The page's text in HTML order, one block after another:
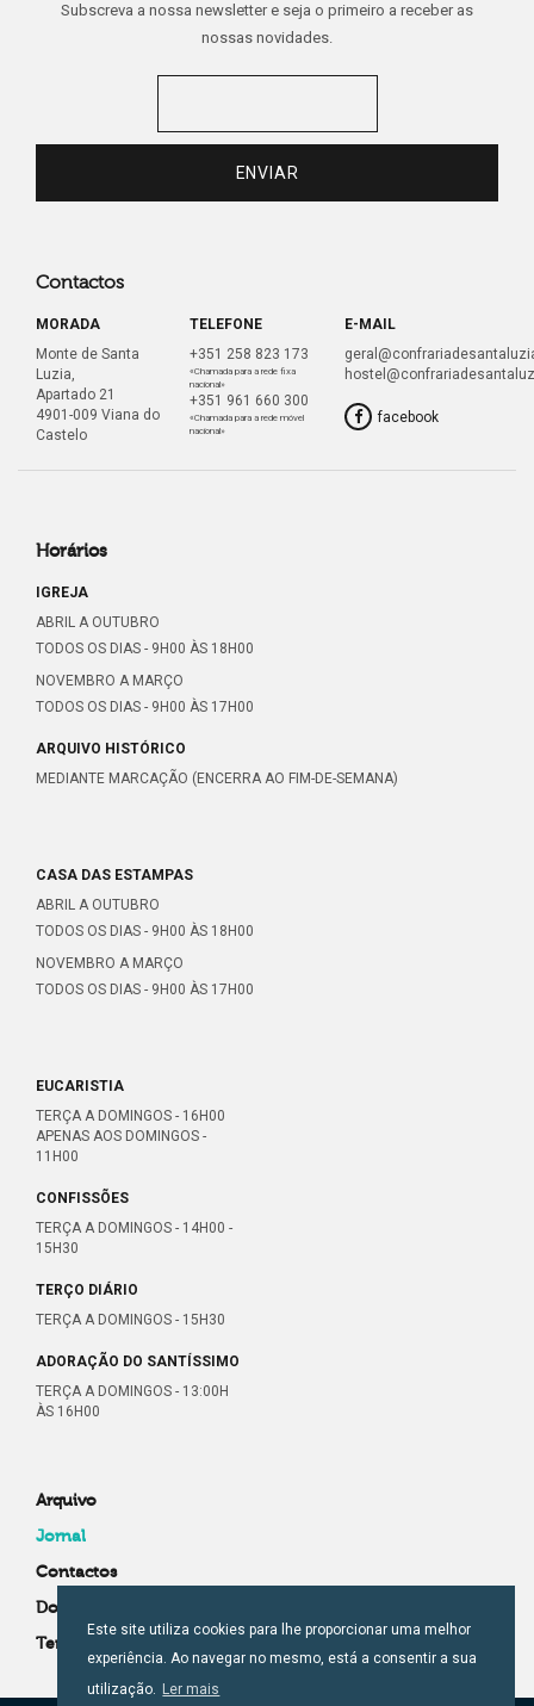
Este site utiliza cookies para lhe proporcionar uma melhor
experiência. Ao navegar no mesmo, está a consentir a sua
utilização. Ler mais
Subscreva a nossa newsletter e seja o primeiro a receber as
nossas novidades.
Contactos
MORADA
Monte de Santa
Luzia,
Apartado 21
4901-009 Viana do
Castelo
TELEFONE
+351 258 823 173
«Chamada para a rede fixa
nacional»
+351 961 660 300
«Chamada para a rede móvel
nacional»
E-MAIL
facebook
Horários
IGREJA
ABRIL A OUTUBRO
TODOS OS DIAS - 9H00 ÀS 18H00
NOVEMBRO A MARÇO
TODOS OS DIAS - 9H00 ÀS 17H00
ARQUIVO HISTÓRICO
MEDIANTE MARCAÇÃO (ENCERRA AO FIM-DE-SEMANA)
CASA DAS ESTAMPAS
ABRIL A OUTUBRO
TODOS OS DIAS - 9H00 ÀS 18H00
NOVEMBRO A MARÇO
TODOS OS DIAS - 9H00 ÀS 17H00
EUCARISTIA
TERÇA A DOMINGOS - 16H00
APENAS AOS DOMINGOS -
11H00
CONFISSÕES
TERÇA A DOMINGOS - 14H00 -
15H30
TERÇO DIÁRIO
TERÇA A DOMINGOS - 15H30
ADORAÇÃO DO SANTÍSSIMO
TERÇA A DOMINGOS - 13:00H
ÀS 16H00
Arquivo
Jornal
Contactos
Donativos
Termos e condições